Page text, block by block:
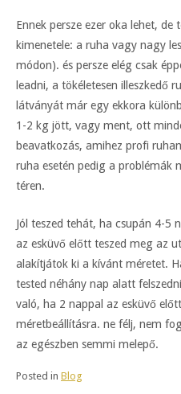
Ennek persze ezer oka lehet, de
kimenetele: a ruha vagy nagy
módon). és persze elég csak
leadni, a tökéletesen illeszkedő
látványát már egy ekkora
1-2 kg jött, vagy ment, ott
beavatkozás, amihez profi
ruha esetén pedig a problémák
téren.
Jól teszed tehát, ha csupán 4-5
az esküvő előtt teszed meg az
alakítjátok ki a kívánt méretet.
tested néhány nap alatt
való, ha 2 nappal az esküvő
méretbeállításra. ne félj, nem
az egészben semmi melepő.
Posted in Blog